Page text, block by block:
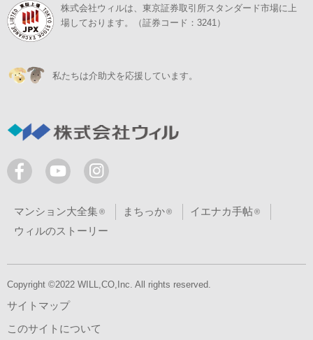
株式会社ウィルは、東京証券取引所スタンダード市場に上
場しております。（証券コード：3241）
私たちは介助犬を応援しています。
マンション大全集 まちっか
イエナカ手帖
ウィルのストーリー
Copyright ©2022 WILL,CO,Inc. All rights reserved.
サイトマップ
このサイトについて